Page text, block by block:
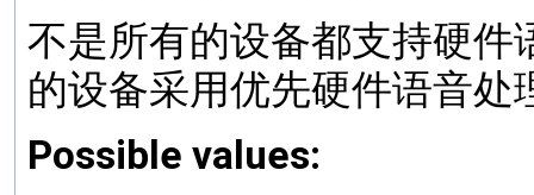
不是所有的设备都支持硬
的设备采用优先硬件语音
Possible values: